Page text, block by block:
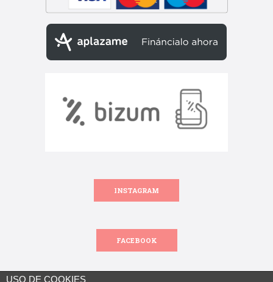
INSTAGRAM
FACEBOOK
USO DE COOKIES